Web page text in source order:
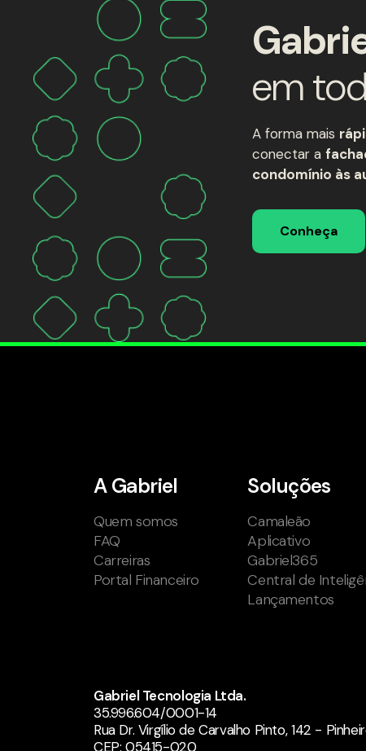
em
A forma mais
conectar a
condomínio às
Conheça
A Gabriel
Quem somos
FAQ
Carreiras
Portal Financeiro
Soluções
Camaleão
Aplicativo
Gabriel365
Central de
Lançamentos
Gabriel Tecnologia Ltda.
35.996.604/0001-14
Rua Dr. Virgílio de Carvalho Pinto, 142 -
CEP: 05415-020